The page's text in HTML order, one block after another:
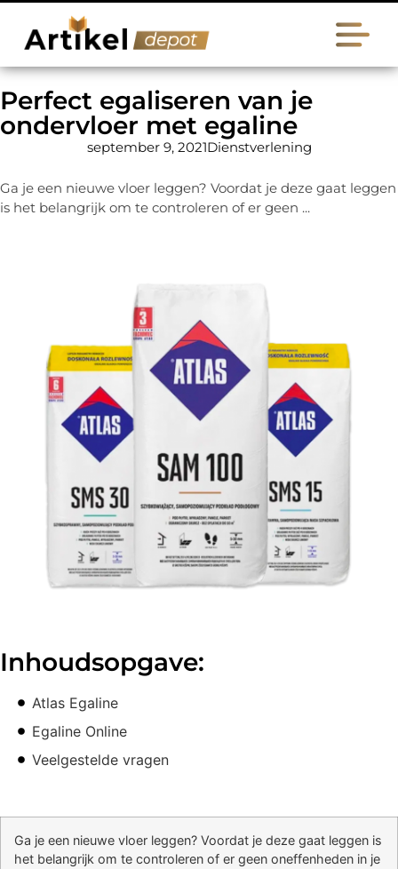
Perfect egaliseren van je
ondervloer met egaline
september 9, 2021Dienstverlening
Ga je een nieuwe vloer leggen? Voordat je deze gaat leggen
is het belangrijk om te controleren of er geen ...
Inhoudsopgave:
Atlas Egaline
Egaline Online
Veelgestelde vragen
Ga je een nieuwe vloer leggen? Voordat je deze gaat leggen is
het belangrijk om te controleren of er geen oneffenheden in je